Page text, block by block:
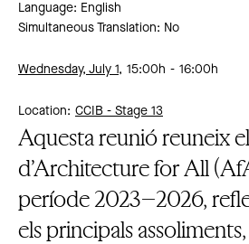
Language: English
Simultaneous Translation: No
Wednesday, July 1, 15:00h 16:00h
Location: CCIB - Stage 13
Aquesta reunió reuneix
d’Architecture for All
període 2023–2026,
els principals